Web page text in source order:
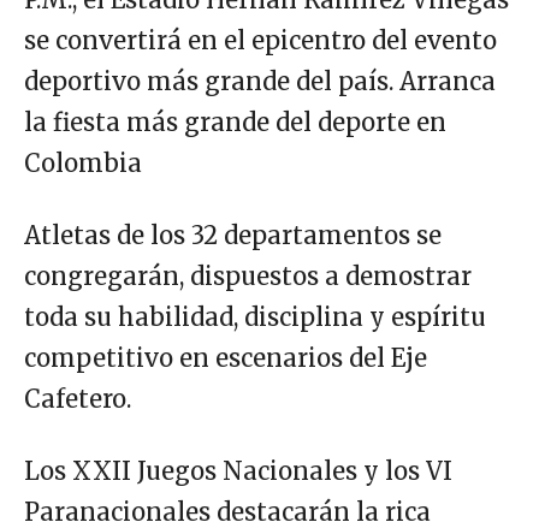
se convertirá en el epicentro del evento
deportivo más grande del país. Arranca
la fiesta más grande del deporte en
Colombia
Atletas de los 32 departamentos se
congregarán, dispuestos a demostrar
toda su habilidad, disciplina y espíritu
competitivo en escenarios del Eje
Cafetero.
Los XXII Juegos Nacionales y los VI
Paranacionales destacarán la rica